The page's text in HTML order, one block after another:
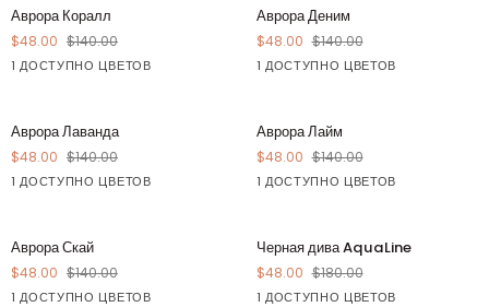
Аврора
Коралл
Аврора Коралл
$48.00 $140.00
1 ДОСТУПНО ЦВЕТОВ
Аврора
Деним
Аврора Деним
$48.00 $140.00
1 ДОСТУПНО ЦВЕТОВ
СОХРАНЯТЬ $92
Аврора
Лаванда
Аврора Лаванда
$48.00 $140.00
1 ДОСТУПНО ЦВЕТОВ
Аврора
Лайм
Аврора Лайм
$48.00 $140.00
1 ДОСТУПНО ЦВЕТОВ
Аврора
Скай
Аврора Скай
$48.00 $140.00
1 ДОСТУПНО ЦВЕТОВ
СОХРАНЯТЬ $132
Черная
дива
AquaLine
Черная дива AquaLine
$48.00 $180.00
1 ДОСТУПНО ЦВЕТОВ